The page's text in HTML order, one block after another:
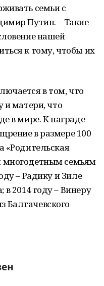
семьи с
Путин. – Такие
нашей
к тому, чтобы их
в том, что
и матери, что
в мире. К награде
в размере 100
«Родительская
многодетным семьям
– Радику и Зиле
2014 году – Винеру